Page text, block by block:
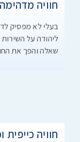
חוויה
בעלי לא מפסיק
ליהודה על
שאלה והפך את
חוויה